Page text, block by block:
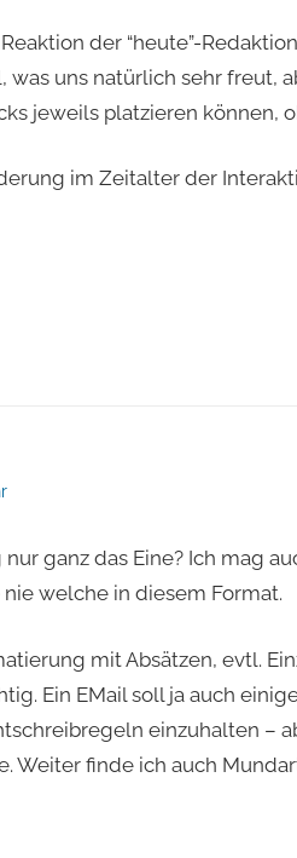
der “heute”-
was uns natürlich sehr freut,
jeweils platzieren können,
im Zeitalter der
ganz das Eine? Ich mag
welche in diesem Format.
mit Absätzen, evtl.
Ein EMail soll ja auch
einzuhalten –
Weiter finde ich auch